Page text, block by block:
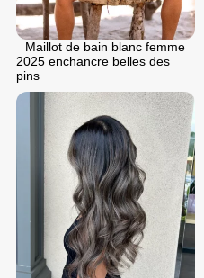
Maillot de bain blanc femme
2025 enchancre belles des
pins